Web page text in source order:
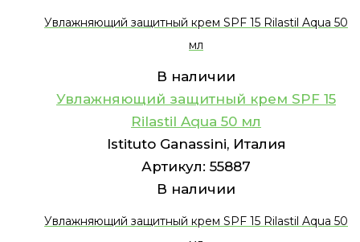
Увлажняющий защитный крем SPF 15 Rilastil Aqua 50
мл
В наличии
Увлажняющий защитный крем SPF 15
Rilastil Aqua 50 мл
Istituto Ganassini, Италия
Артикул: 55887
В наличии
Увлажняющий защитный крем SPF 15 Rilastil Aqua 50